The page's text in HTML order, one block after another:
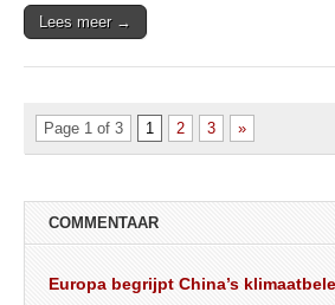
Lees meer →
Page 1 of 3 1 2 3 »
COMMENTAAR
Europa begrijpt China’s